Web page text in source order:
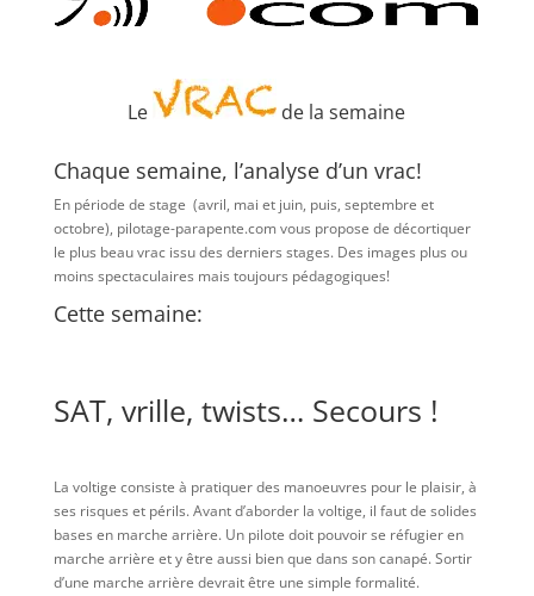
Le de la semaine
Chaque semaine, l’analyse d’un vrac!
En période de stage (avril, mai et juin, puis, septembre et
octobre), pilotage-parapente.com vous propose de décortiquer
le plus beau vrac issu des derniers stages. Des images plus ou
moins spectaculaires mais toujours pédagogiques!
Cette semaine:
SAT, vrille, twists… Secours !
La voltige consiste à pratiquer des manoeuvres pour le plaisir, à
ses risques et périls. Avant d’aborder la voltige, il faut de solides
bases en marche arrière. Un pilote doit pouvoir se réfugier en
marche arrière et y être aussi bien que dans son canapé. Sortir
d’une marche arrière devrait être une simple formalité.